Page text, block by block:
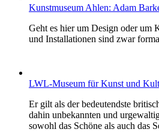
Kunstmuseum Ahlen: Adam
Geht es hier um Design oder um
und Installationen sind zwar
LWL-Museum für Kunst und
Er gilt als der bedeutendste
dahin unbekannten und
sowohl das Schöne als auch das